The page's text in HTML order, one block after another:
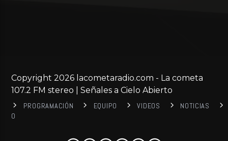
Copyright 2026 lacometaradio.com - La cometa
107.2 FM stereo | Señales a Cielo Abierto
PROGRAMACIÓN EQUIPO VIDEOS
NOTICIAS
0